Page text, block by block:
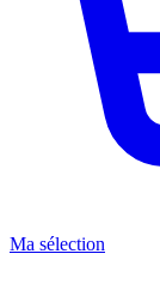
Ma sélection